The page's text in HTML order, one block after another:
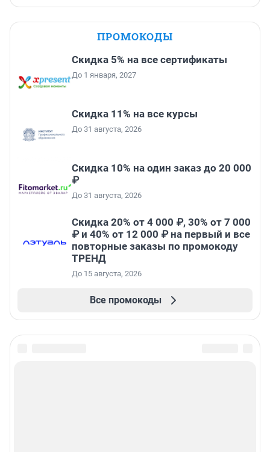
ПРОМОКОДЫ
Скидка 5% на все сертификаты
До 1 января, 2027
Скидка 11% на все курсы
До 31 августа, 2026
Скидка 10% на один заказ до 20 000
₽
До 31 августа, 2026
Скидка 20% от 4 000 ₽, 30% от 7 000
₽ и 40% от 12 000 ₽ на первый и все
повторные заказы по промокоду
ТРЕНД
До 15 августа, 2026
Все промокоды